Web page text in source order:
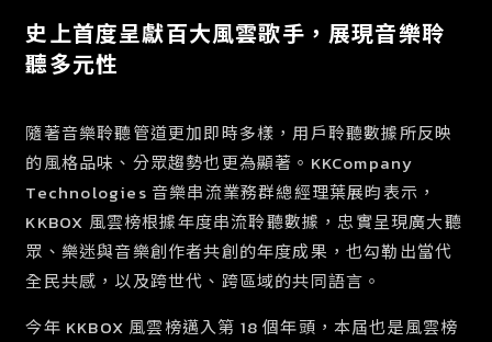
史上首度呈獻百大風雲歌手，展現音樂聆
聽多元性
隨著音樂聆聽管道更加即時多樣，用戶聆聽數據所反映
的風格品味、分眾趨勢也更為顯著。KKCompany
Technologies 音樂串流業務群總經理葉展昀表示，
KKBOX 風雲榜根據年度串流聆聽數據，忠實呈現廣大聽
眾、樂迷與音樂創作者共創的年度成果，也勾勒出當代
全民共感，以及跨世代、跨區域的共同語言。
今年 KKBOX 風雲榜邁入第 18 個年頭，本屆也是風雲榜